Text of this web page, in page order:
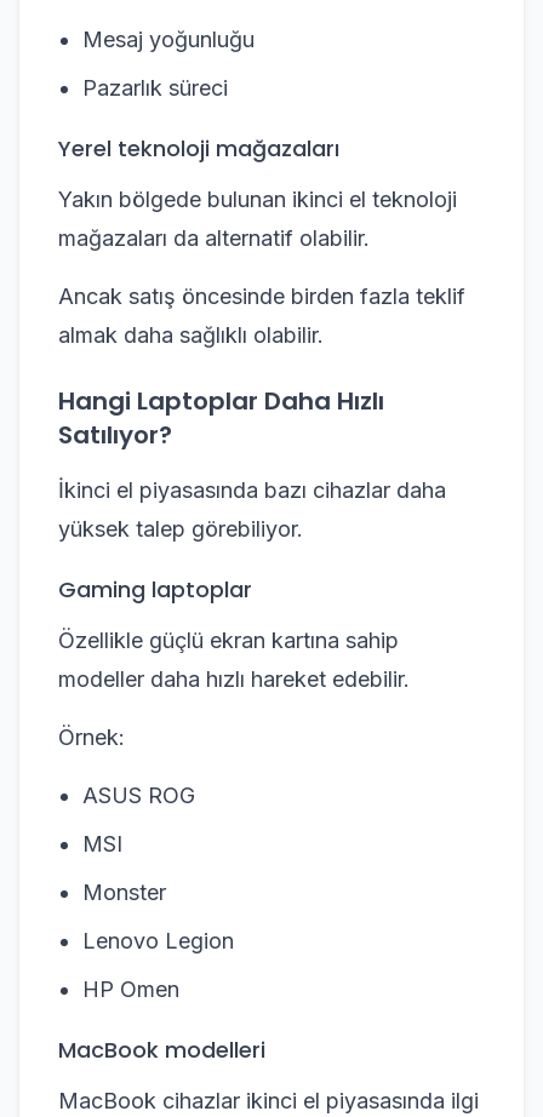
Mesaj yoğunluğu
Pazarlık süreci
Yerel teknoloji mağazaları
Yakın bölgede bulunan ikinci el teknoloji
mağazaları da alternatif olabilir.
Ancak satış öncesinde birden fazla teklif
almak daha sağlıklı olabilir.
Hangi Laptoplar Daha Hızlı
Satılıyor?
İkinci el piyasasında bazı cihazlar daha
yüksek talep görebiliyor.
Gaming laptoplar
Özellikle güçlü ekran kartına sahip
modeller daha hızlı hareket edebilir.
Örnek:
ASUS ROG
MSI
Monster
Lenovo Legion
HP Omen
MacBook modelleri
MacBook cihazlar ikinci el piyasasında ilgi